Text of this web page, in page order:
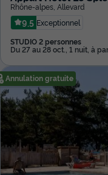
Rhône-alpes Allevard
9.5 Exceptionnel
STUDIO 2 personnes
Du 27 au 28 oct., 1 nuit, à
Annulation gratuite